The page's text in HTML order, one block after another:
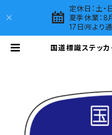
定休日：土・
夏季休業：
17日㈪より
国道標識ステッ